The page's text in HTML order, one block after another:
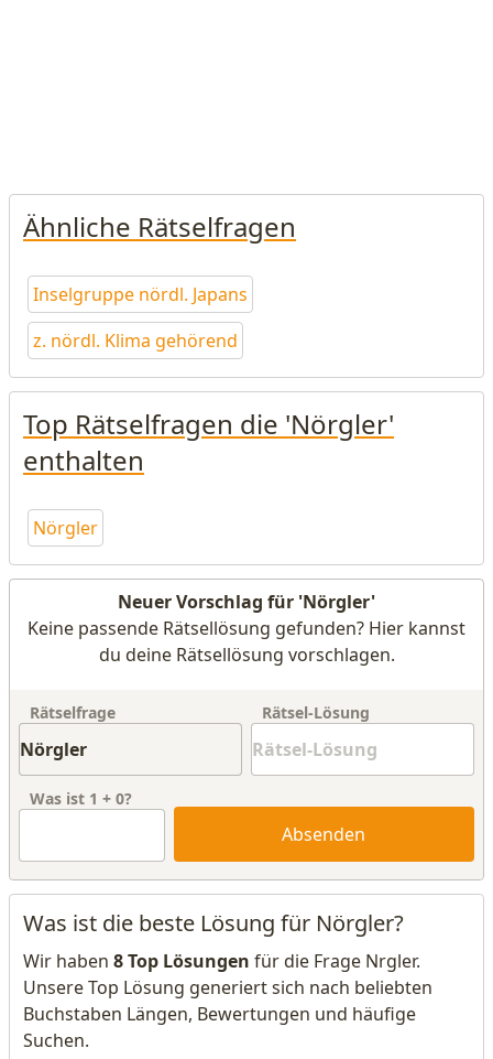
Ähnliche Rätselfragen
Inselgruppe nördl. Japans
z. nördl. Klima gehörend
Top Rätselfragen die 'Nörgler'
enthalten
Nörgler
Neuer Vorschlag für 'Nörgler'
Keine passende Rätsellösung gefunden? Hier kannst
du deine Rätsellösung vorschlagen.
Rätselfrage Rätsel-Lösung
Was ist 1 + 0?
Absenden
Was ist die beste Lösung für Nörgler?
Wir haben 8 Top Lösungen für die Frage Nrgler.
Unsere Top Lösung generiert sich nach beliebten
Buchstaben Längen, Bewertungen und häufige
Suchen.